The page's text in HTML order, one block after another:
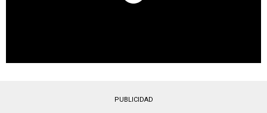
PUBLICIDAD